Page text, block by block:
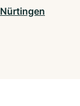
Nürtingen